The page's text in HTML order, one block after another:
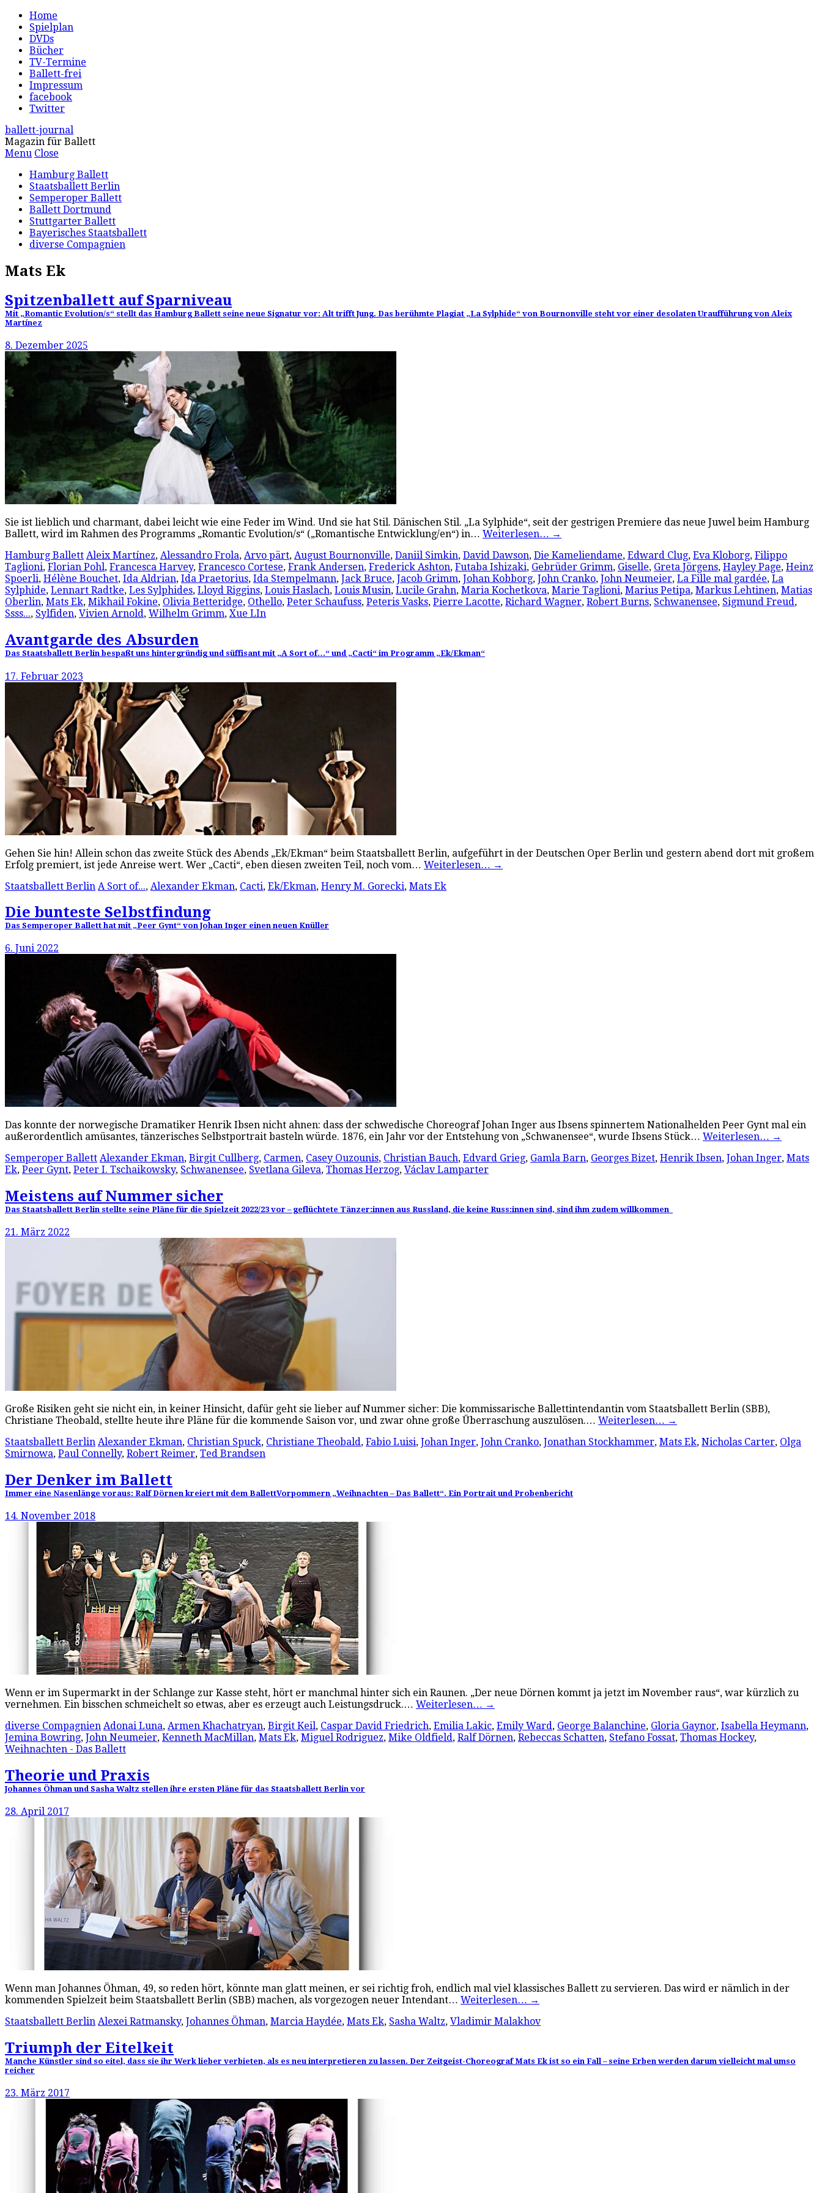
Home
Spielplan
DVDs
Bücher
TV-Termine
Ballett-frei
Impressum
facebook
Twitter
ballett-journal
Magazin für Ballett
Menu Close
Hamburg Ballett
Staatsballett Berlin
Semperoper Ballett
Ballett Dortmund
Stuttgarter Ballett
Bayerisches Staatsballett
diverse Compagnien
Mats Ek
Spitzenballett auf Sparniveau
Mit „Romantic Evolution/s“ stellt das Hamburg Ballett seine neue Signatur vor: Alt trifft Jung. Das berühmte Plagiat „La Sylphide“ von Bournonville steht vor einer desolaten Uraufführung von Aleix
Martínez
8. Dezember 2025
Sie ist lieblich und charmant, dabei leicht wie eine Feder im Wind. Und sie hat Stil. Dänischen Stil. „La Sylphide“, seit der gestrigen Premiere das neue Juwel beim Hamburg
Ballett, wird im Rahmen des Programms „Romantic Evolution/s“ („Romantische Entwicklung/en“) in… Weiterlesen… →
Hamburg Ballett Aleix Martínez, Alessandro Frola, Arvo pärt, August Bournonville, Daniil Simkin, David Dawson, Die Kameliendame, Edward Clug, Eva Kloborg, Filippo
Taglioni, Florian Pohl, Francesca Harvey, Francesco Cortese, Frank Andersen, Frederick Ashton, Futaba Ishizaki, Gebrüder Grimm, Giselle, Greta Jörgens, Hayley Page, Heinz
Spoerli, Hélène Bouchet, Ida Aldrian, Ida Praetorius, Ida Stempelmann, Jack Bruce, Jacob Grimm, Johan Kobborg, John Cranko, John Neumeier, La Fille mal gardée, La
Sylphide, Lennart Radtke, Les Sylphides, Lloyd Riggins, Louis Haslach, Louis Musin, Lucile Grahn, Maria Kochetkova, Marie Taglioni, Marius Petipa, Markus Lehtinen, Matias
Oberlin, Mats Ek, Mikhail Fokine, Olivia Betteridge, Othello, Peter Schaufuss, Peteris Vasks, Pierre Lacotte, Richard Wagner, Robert Burns, Schwanensee, Sigmund Freud,
Ssss..., Sylfiden, Vivien Arnold, Wilhelm Grimm, Xue LIn
Avantgarde des Absurden
Das Staatsballett Berlin bespaßt uns hintergründig und süffisant mit „A Sort of…“ und „Cacti“ im Programm „Ek/Ekman“
17. Februar 2023
Gehen Sie hin! Allein schon das zweite Stück des Abends „Ek/Ekman“ beim Staatsballett Berlin, aufgeführt in der Deutschen Oper Berlin und gestern abend dort mit großem
Erfolg premiert, ist jede Anreise wert. Wer „Cacti“, eben diesen zweiten Teil, noch vom… Weiterlesen… →
Staatsballett Berlin A Sort of..., Alexander Ekman, Cacti, Ek/Ekman, Henry M. Gorecki, Mats Ek
Die bunteste Selbstfindung
Das Semperoper Ballett hat mit „Peer Gynt“ von Johan Inger einen neuen Knüller
6. Juni 2022
Das konnte der norwegische Dramatiker Henrik Ibsen nicht ahnen: dass der schwedische Choreograf Johan Inger aus Ibsens spinnertem Nationalhelden Peer Gynt mal ein
außerordentlich amüsantes, tänzerisches Selbstportrait basteln würde. 1876, ein Jahr vor der Entstehung von „Schwanensee“, wurde Ibsens Stück… Weiterlesen… →
Semperoper Ballett Alexander Ekman, Birgit Cullberg, Carmen, Casey Ouzounis, Christian Bauch, Edvard Grieg, Gamla Barn, Georges Bizet, Henrik Ibsen, Johan Inger, Mats
Ek, Peer Gynt, Peter I. Tschaikowsky, Schwanensee, Svetlana Gileva, Thomas Herzog, Václav Lamparter
Meistens auf Nummer sicher
Das Staatsballett Berlin stellte seine Pläne für die Spielzeit 2022/23 vor – geflüchtete Tänzer:innen aus Russland, die keine Russ:innen sind, sind ihm zudem willkommen
21. März 2022
Große Risiken geht sie nicht ein, in keiner Hinsicht, dafür geht sie lieber auf Nummer sicher: Die kommissarische Ballettintendantin vom Staatsballett Berlin (SBB),
Christiane Theobald, stellte heute ihre Pläne für die kommende Saison vor, und zwar ohne große Überraschung auszulösen.… Weiterlesen… →
Staatsballett Berlin Alexander Ekman, Christian Spuck, Christiane Theobald, Fabio Luisi, Johan Inger, John Cranko, Jonathan Stockhammer, Mats Ek, Nicholas Carter, Olga
Smirnowa, Paul Connelly, Robert Reimer, Ted Brandsen
Der Denker im Ballett
Immer eine Nasenlänge voraus: Ralf Dörnen kreiert mit dem BallettVorpommern „Weihnachten – Das Ballett“. Ein Portrait und Probenbericht
14. November 2018
Wenn er im Supermarkt in der Schlange zur Kasse steht, hört er manchmal hinter sich ein Raunen. „Der neue Dörnen kommt ja jetzt im November raus“, war kürzlich zu
vernehmen. Ein bisschen schmeichelt so etwas, aber es erzeugt auch Leistungsdruck.… Weiterlesen… →
diverse Compagnien Adonai Luna, Armen Khachatryan, Birgit Keil, Caspar David Friedrich, Emilia Lakic, Emily Ward, George Balanchine, Gloria Gaynor, Isabella Heymann,
Jemina Bowring, John Neumeier, Kenneth MacMillan, Mats Ek, Miguel Rodriguez, Mike Oldfield, Ralf Dörnen, Rebeccas Schatten, Stefano Fossat, Thomas Hockey,
Weihnachten - Das Ballett
Theorie und Praxis
Johannes Öhman und Sasha Waltz stellen ihre ersten Pläne für das Staatsballett Berlin vor
28. April 2017
Wenn man Johannes Öhman, 49, so reden hört, könnte man glatt meinen, er sei richtig froh, endlich mal viel klassisches Ballett zu servieren. Das wird er nämlich in der
kommenden Spielzeit beim Staatsballett Berlin (SBB) machen, als vorgezogen neuer Intendant… Weiterlesen… →
Staatsballett Berlin Alexei Ratmansky, Johannes Öhman, Marcia Haydée, Mats Ek, Sasha Waltz, Vladimir Malakhov
Triumph der Eitelkeit
Manche Künstler sind so eitel, dass sie ihr Werk lieber verbieten, als es neu interpretieren zu lassen. Der Zeitgeist-Choreograf Mats Ek ist so ein Fall – seine Erben werden darum vielleicht mal umso
reicher
23. März 2017